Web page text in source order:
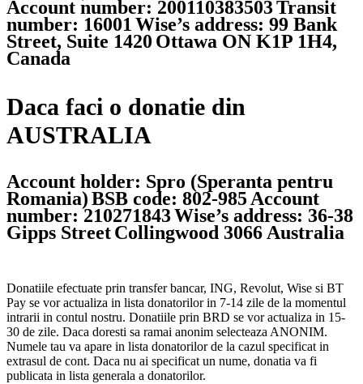
Account number: 200110383503Transit
number: 16001Wise’s address: 99 Bank
Street, Suite 1420 Ottawa ON K1P 1H4,
Canada
Daca faci o donatie din
AUSTRALIA
Account holder: Spro (Speranta pentru
Romania)BSB code: 802-985Account
number: 210271843Wise’s address: 36-38
Gipps StreetCollingwood 3066 Australia
Donatiile efectuate prin transfer bancar, ING, Revolut, Wise si BT
Pay se vor actualiza in lista donatorilor in 7-14 zile de la momentul
intrarii in contul nostru. Donatiile prin BRD se vor actualiza in 15-
30 de zile. Daca doresti sa ramai anonim selecteaza ANONIM.
Numele tau va apare in lista donatorilor de la cazul specificat in
extrasul de cont. Daca nu ai specificat un nume, donatia va fi
publicata in lista generala a donatorilor.